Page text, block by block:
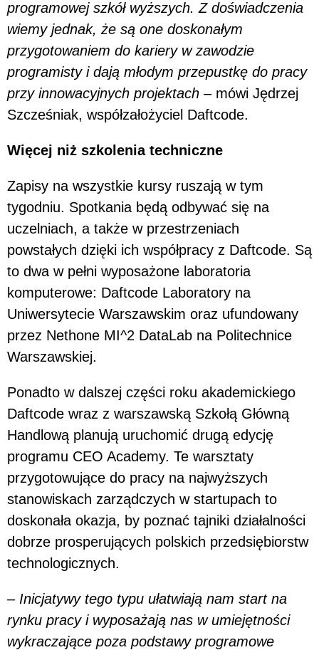
programowej szkół wyższych. Z doświadczenia
wiemy jednak, że są one doskonałym
przygotowaniem do kariery w zawodzie
programisty i dają młodym przepustkę do pracy
przy innowacyjnych projektach – mówi Jędrzej
Szcześniak, współzałożyciel Daftcode.
Więcej niż szkolenia techniczne
Zapisy na wszystkie kursy ruszają w tym
tygodniu. Spotkania będą odbywać się na
uczelniach, a także w przestrzeniach
powstałych dzięki ich współpracy z Daftcode. Są
to dwa w pełni wyposażone laboratoria
komputerowe: Daftcode Laboratory na
Uniwersytecie Warszawskim oraz ufundowany
przez Nethone MI^2 DataLab na Politechnice
Warszawskiej.
Ponadto w dalszej części roku akademickiego
Daftcode wraz z warszawską Szkołą Główną
Handlową planują uruchomić drugą edycję
programu CEO Academy. Te warsztaty
przygotowujące do pracy na najwyższych
stanowiskach zarządczych w startupach to
doskonała okazja, by poznać tajniki działalności
dobrze prosperujących polskich przedsiębiorstw
technologicznych.
–Inicjatywy tego typu ułatwiają nam start na
rynku pracy i wyposażają nas w umiejętności
wykraczające poza podstawy programowe